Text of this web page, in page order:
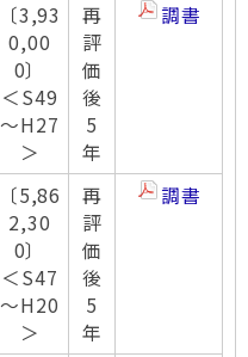
〔3,93
0,00
0〕
＜S49
～H27
＞
再
評
価
後
5
年
調書
〔5,86
2,30
0〕
＜S47
～H20
＞
再
評
価
後
5
年
調書